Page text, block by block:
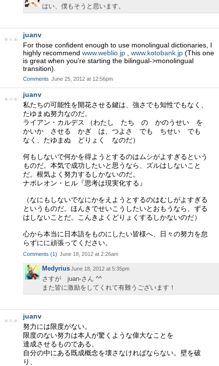
はい、僕もそうと思います。
juanv
For those confident enough to use monolingual dictionaries, I
highly recommend www.weblio.jp www.kotobank.jp (This one
is great when you're starting the bilingual->monolingual
transition).
Comments June 25, 2012 at 12:56pm
juanv
私たちの可能性を開花させる鍵は、強さでも知性でもなく、
たゆまぬ努力なのだ。
ライアン・カルデス （わたし たち の かのうせい を
かいか させる かぎ は、つよさ でも ちせい でも
なく、たゆまぬ どりょく なのだ）
何もしないで何かを得ようとするのはムシがよすぎるという
ものだ。本気で成功したいと思うなら、ズルはしないこと
だ。根気よく努力するしかないのだ。
ナポレオン・ヒル『思考は現実化する』
（なにもしないでなにかをえようとするのはむしがよすぎる
というものだ。ほんきでせいこうしたいとおもうなら、ずる
はしないことだ。こんきよくどりょくするしかないのだ）
心から本当に日本語をものにしたい皆様へ、日々の努力を怠
らずにに頑張ってください。
Comments (1) June 18, 2012 at 2:26am
MedyriusJune 18, 2012 at 5:35pm
さすが juan-さん ^^
また皆に激励をしてくれて有難うございます！
juanv
努力には限度がない。
限度のない努力は本人が驚くような偉大なことを
達成させるものである。
自分の中にある既成概念を壊さなければならない。壁を破
り、